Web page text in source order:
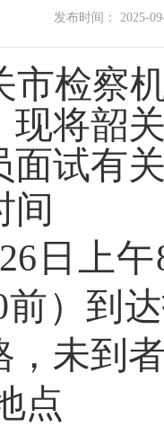
发布时间： 2025-
检察
现将韶
面试有
间
26 日上午
前）到
，未到
点